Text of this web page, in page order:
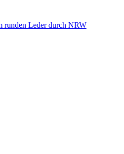
runden Leder durch NRW